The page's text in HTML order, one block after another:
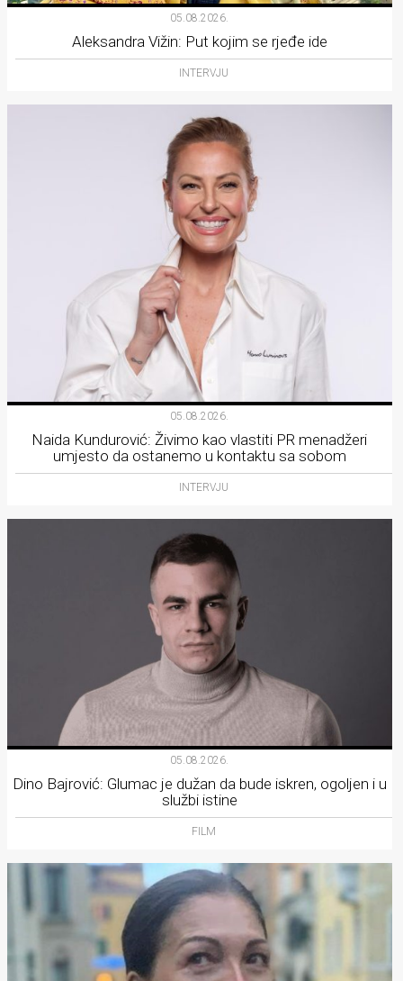
05.08.2026.
Aleksandra Vižin: Put kojim se rjeđe ide
INTERVJU
05.08.2026.
Naida Kundurović: Živimo kao vlastiti PR menadžeri
umjesto da ostanemo u kontaktu sa sobom
INTERVJU
05.08.2026.
Dino Bajrović: Glumac je dužan da bude iskren, ogoljen i u
službi istine
FILM